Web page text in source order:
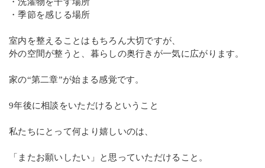
・季節を感じる場所
室内を整えることはもちろん大切ですが、
外の空間が整うと、暮らしの奥行きが一気に広がります。
家の“第二章”が始まる感覚です。
9年後に相談をいただけるということ
私たちにとって何より嬉しいのは、
「またお願いしたい」と思っていただけること。